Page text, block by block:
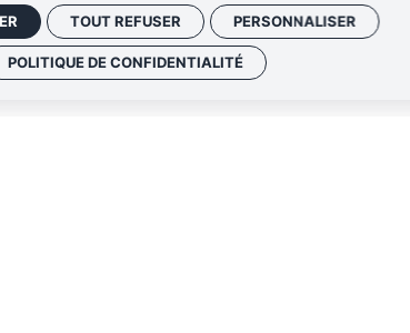
CENTRE DE
RESSOURCES
DISPOSITIFS
D'AIDES
TOUT REFUSER PERSONNALISER
POLITIQUE DE CONFIDENTIALITÉ